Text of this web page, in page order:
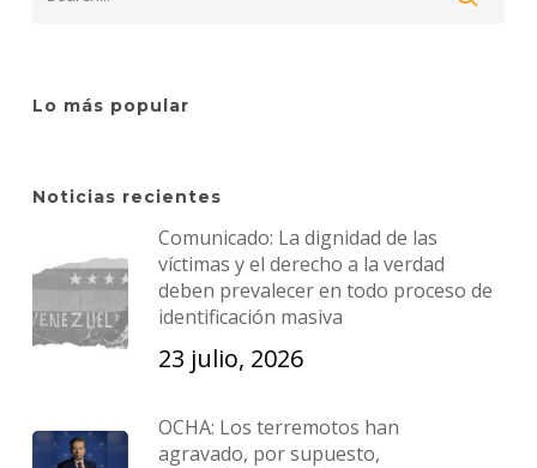
Lo más popular
Noticias recientes
Comunicado: La dignidad de las
víctimas y el derecho a la verdad
deben prevalecer en todo proceso de
identificación masiva
23 julio, 2026
OCHA: Los terremotos han
agravado, por supuesto,